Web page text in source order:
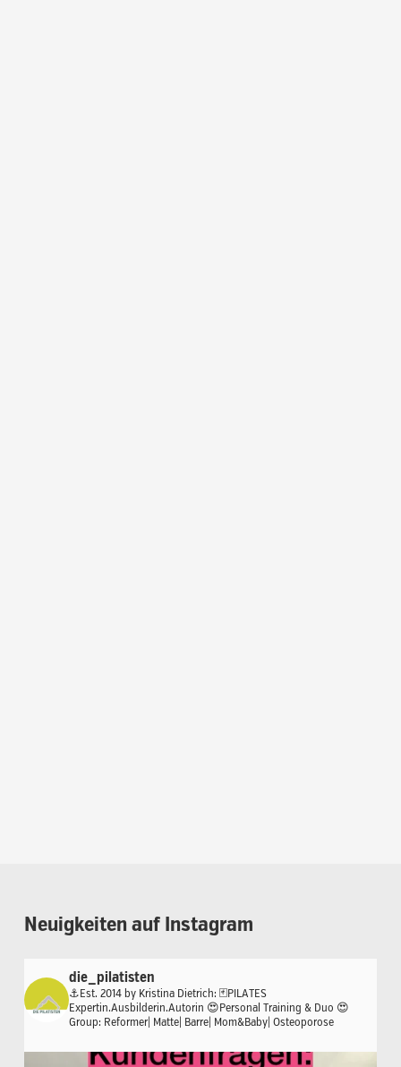
Neuigkeiten auf Instagram
die_pilatisten
⚓️Est. 2014 by Kristina Dietrich: 🃏PILATES
Expertin.Ausbilderin.Autorin 😍Personal Training & Duo 😍
Group: Reformer| Matte| Barre| Mom&Baby| Osteoporose